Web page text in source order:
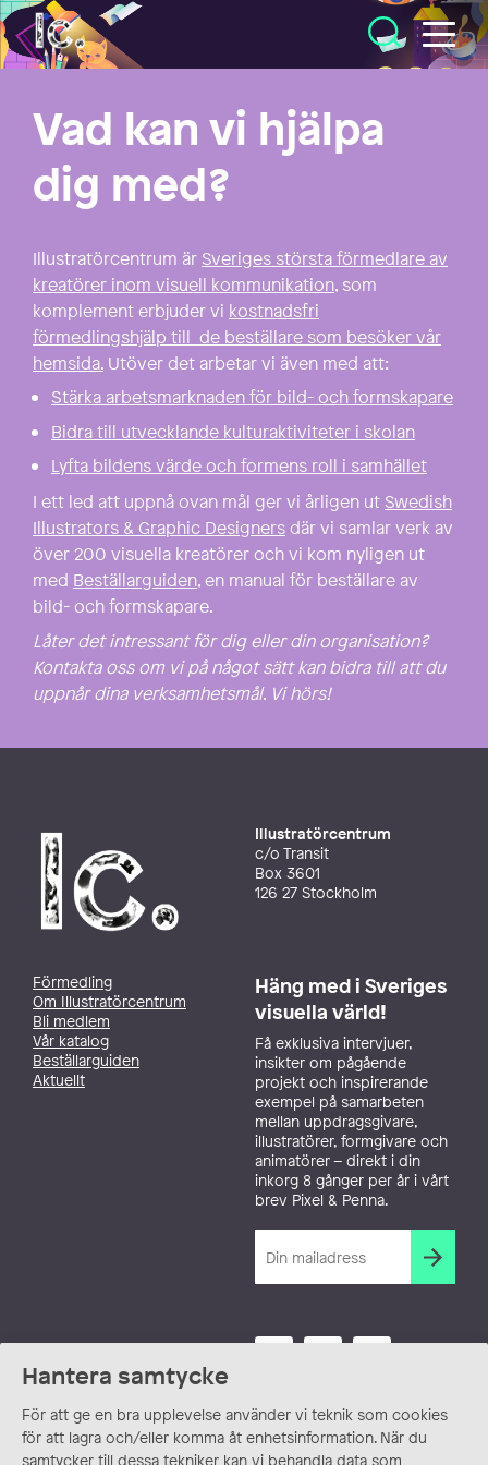
Hantera samtycke
För att ge en bra upplevelse använder vi teknik som cookies
för att lagra och/eller komma åt enhetsinformation. När du
samtycker till dessa tekniker kan vi behandla data som
Illustratörcentrum
Vad kan vi hjälpa
dig med?
Illustratörcentrum är Sveriges största förmedlare av
kreatörer inom visuell kommunikation, som
komplement erbjuder vi kostnadsfri
förmedlingshjälp till de beställare som besöker vår
hemsida. Utöver det arbetar vi även med att:
Stärka arbetsmarknaden för bild- och formskapare
Bidra till utvecklande kulturaktiviteter i skolan
Lyfta bildens värde och formens roll i samhället
I ett led att uppnå ovan mål ger vi årligen ut Swedish
Illustrators & Graphic Designersdär vi samlar verk av
över 200 visuella kreatörer och vi kom nyligen ut
med Beställarguiden, en manual för beställare av
bild- och formskapare.
Låter det intressant för dig eller din organisation?
Kontakta oss om vi på något sätt kan bidra till att du
uppnår dina verksamhetsmål. Vi hörs!
Illustratörcentrum
c/o Transit
Box 3601
126 27 Stockholm
Förmedling
Om Illustratörcentrum
Bli medlem
Vår katalog
Beställarguiden
Aktuellt
Häng med i Sveriges
visuella värld!
Få exklusiva intervjuer,
insikter om pågående
projekt och inspirerande
exempel på samarbeten
mellan uppdragsgivare,
illustratörer, formgivare och
animatörer – direkt i din
inkorg 8 gånger per år i vårt
brev Pixel & Penna.